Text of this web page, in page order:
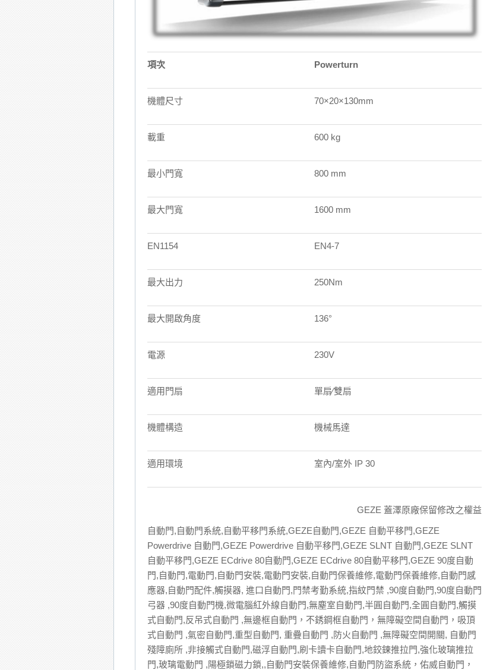
項次 Powerturn
機體尺寸 70×20×130mm
載重 600 kg
最小門寬 800 mm
最大門寬 1600 mm
EN1154 EN4-7
最大出力 250Nm
最大開啟角度 136°
電源 230V
適用門扇 單扇∕雙扇
機體構造 機械馬達
適用環境 室內/室外 IP 30
GEZE 蓋澤原廠保留修改之權益
自動門,自動門系統,自動平移門系統,GEZE自動門,GEZE 自動平移門,GEZE
Powerdrive 自動門,GEZE Powerdrive 自動平移門,GEZE SLNT 自動門,GEZE SLNT
自動平移門,GEZE ECdrive 80自動門,GEZE ECdrive 80自動平移門,GEZE 90度自動
門,自動門,電動門,自動門安裝,電動門安裝,自動門保養維修,電動門保養維修,自動門感
應器,自動門配件,觸摸器, 進口自動門,門禁考勤系統,指紋門禁 ,90度自動門,90度自動門
弓器 ,90度自動門機,微電腦紅外線自動門,無塵室自動門,半圓自動門,全圓自動門,觸摸
式自動門,反吊式自動門 ,無邊框自動門，不銹鋼框自動門，無障礙空間自動門，吸頂
式自動門 ,氣密自動門,重型自動門, 重疊自動門 ,防火自動門 ,無障礙空間開關, 自動門
殘障廁所 ,非接觸式自動門,磁浮自動門,刷卡讀卡自動門,地鉸鍊推拉門,強化玻璃推拉
門,玻璃電動門 ,陽極鎖磁力鎖,,自動門安裝保養維修,自動門防盜系統，佑威自動門，